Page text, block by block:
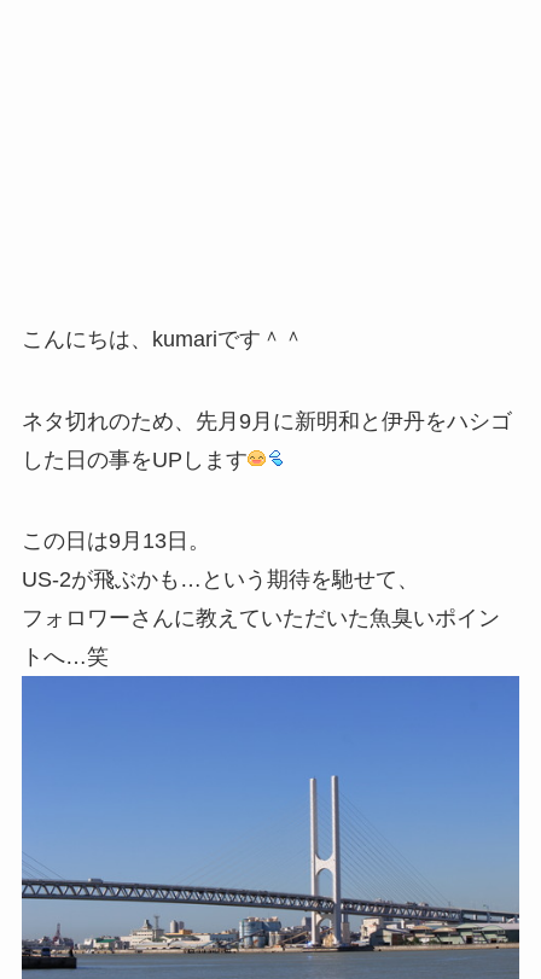
こんにちは、kumariです＾＾
ネタ切れのため、先月9月に新明和と伊丹をハシゴ
した日の事をUPします
この日は9月13日。
US-2が飛ぶかも…という期待を馳せて、
フォロワーさんに教えていただいた魚臭いポイン
トへ…笑